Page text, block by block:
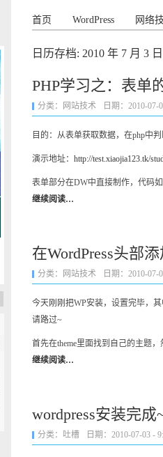
首页 WordPress 网络
日历存档: 2010 年 7 月 3 日
PHP学习之：表单
分类： 网站技术 日期：2010-07-
目的：从表单获取数据，在php中
演示地址： http://test.xiaojia123.tk/
表单部分在DW中直接制作，代码
继续阅读…
在WordPress头部
分类： 网站技术 日期：2010-07-
今天刚刚把WP安装，设置完毕，
请路过~
首先在theme里面找到自己的主题
继续阅读…
wordpress安装完成
分类： 吐槽 日期：2010-07-03 -